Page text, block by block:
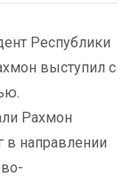
Республики
выступил с
Рахмон
в направлении